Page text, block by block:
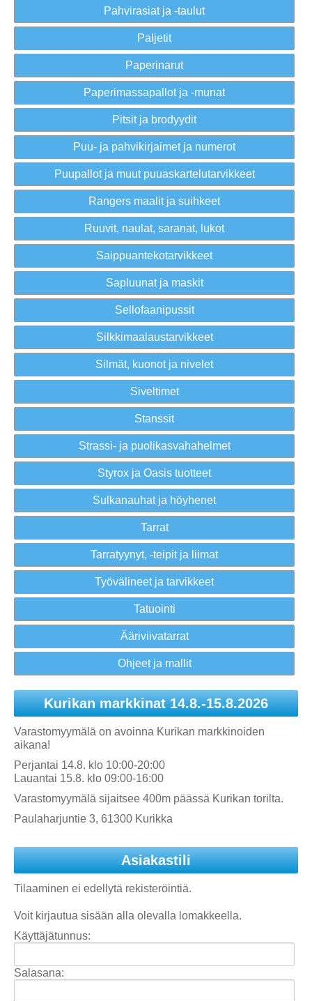
Pahvirasiat ja -taulut
Paljetit
Paperinarut
Paperimassapallot ja -munat
Pitsit ja brodyydit
Puu- ja pahvikirjaimet ja numerot
Puupallot ja muut puuaskartelutarvikkeet
Rangers maalit ja suihkeet
Ruuvit, naulat, saranat, lukot
Saippuantekotarvikkeet
Sapluunat ja maskit
Sellofaanipussit
Silkkimaalaustarvikkeet
Silmät, kuonot ja nivelet
Siveltimet
Stanssit
Strassi- ja puolikasvahahelmet
Styrox ja Oasis tuotteet
Sulkanauhat ja höyhenet
Tarrat
Tarratyynyt, -teipit ja liimat
Työvälineet ja tarvikkeet
Tatuointi
Ääriviivatarrat
Ohjeet ja mallit
Kurikan markkinat 14.8.-15.8.2026
Varastomyymälä on avoinna Kurikan markkinoiden
aikana!
Perjantai 14.8. klo 10:00-20:00
Lauantai 15.8. klo 09:00-16:00
Varastomyymälä sijaitsee 400m päässä Kurikan torilta.
Paulaharjuntie 3, 61300 Kurikka
Asiakastili
Tilaaminen ei edellytä rekisteröintiä.
Voit kirjautua sisään alla olevalla lomakkeella.
Käyttäjätunnus:
Salasana: